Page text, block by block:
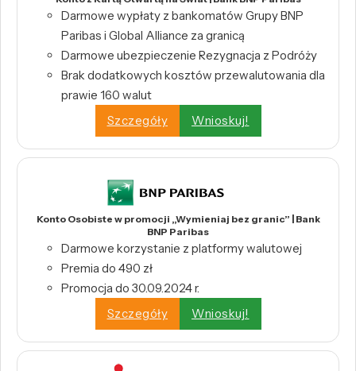
Darmowe wypłaty z bankomatów Grupy BNP
Paribas i Global Alliance za granicą
Darmowe ubezpieczenie Rezygnacja z Podróży
Brak dodatkowych kosztów przewalutowania dla
prawie 160 walut
Szczegóły
Wnioskuj!
Konto Osobiste w promocji „Wymieniaj bez granic” | Bank
BNP Paribas
Darmowe korzystanie z platformy walutowej
Premia do 490 zł
Promocja do 30.09.2024 r.
Szczegóły
Wnioskuj!